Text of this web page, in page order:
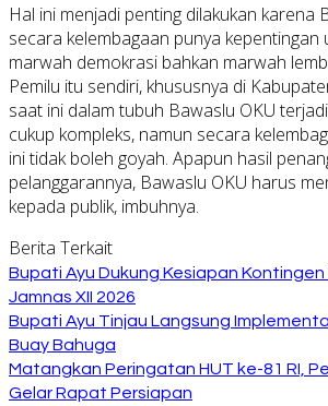
Hal ini menjadi penting dilakukan karena
secara kelembagaan punya kepentingan
marwah demokrasi bahkan marwah
Pemilu itu sendiri, khususnya di
saat ini dalam tubuh Bawaslu OKU
cukup kompleks, namun secara
ini tidak boleh goyah. Apapun hasil
pelanggarannya, Bawaslu OKU harus
kepada publik, imbuhnya.
Berita Terkait
Bupati Ayu Dukung Kesiapan Kontingen
Jamnas XII 2026
Bupati Ayu Tinjau Langsung
Buay Bahuga
Matangkan Peringatan HUT ke-81 RI,
Gelar Rapat Persiapan